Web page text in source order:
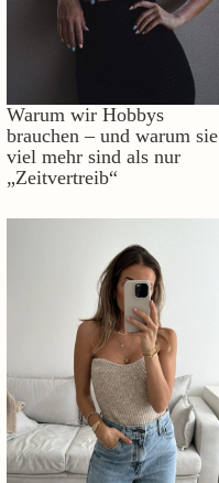
Warum wir Hobbys
brauchen – und warum sie
viel mehr sind als nur
„Zeitvertreib“